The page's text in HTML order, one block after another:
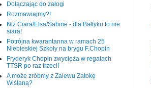
Dołączając do załogi
Rozmawiajmy?!
Niż Ciara/Elsa/Sabine - dla Bałtyku to nie
siara!
Potrójna kwarantanna w ramach 25
Niebieskiej Szkoły na brygu F.Chopin
Fryderyk Chopin zwycięża w regatach
TTSR po raz trzeci!
A może zróbmy z Zalewu Zatokę
Wiślaną?